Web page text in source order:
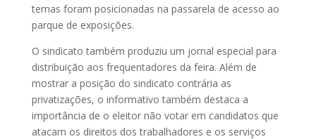
temas foram posicionadas na passarela de acesso ao
parque de exposições.
O sindicato também produziu um jornal especial para
distribuição aos frequentadores da feira. Além de
mostrar a posição do sindicato contrária as
privatizações, o informativo também destaca a
importância de o eleitor não votar em candidatos que
atacam os direitos dos trabalhadores e os serviços